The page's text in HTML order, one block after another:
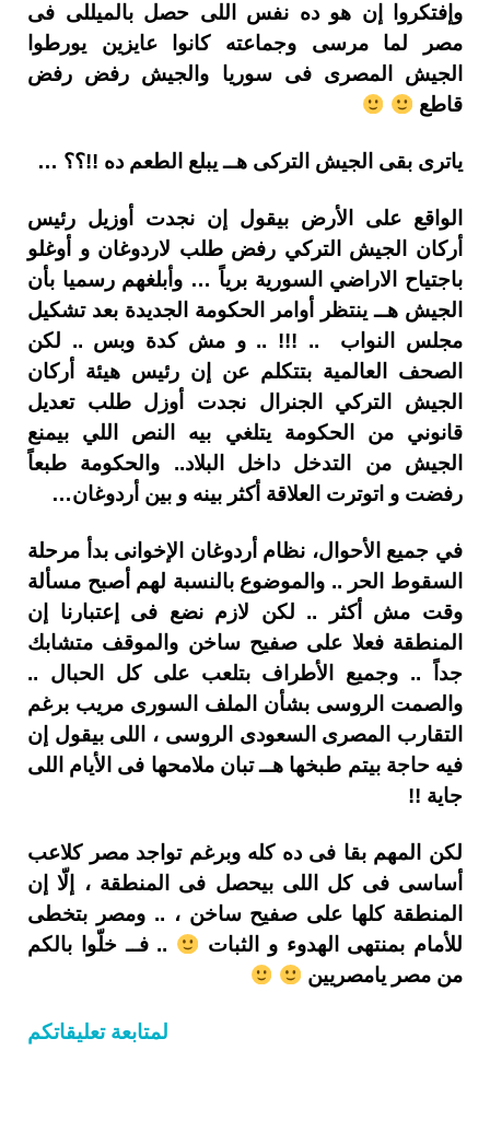
وإفتكروا إن هو ده نفس اللى حصل بالميللى فى
مصر لما مرسى وجماعته كانوا عايزين يورطوا
الجيش المصرى فى سوريا والجيش رفض رفض
قاطع
ياترى بقى الجيش التركى هــ يبلع الطعم ده !!؟؟ …
الواقع على الأرض بيقول إن نجدت أوزيل رئيس
أركان الجيش التركي رفض طلب لاردوغان و أوغلو
باجتياح الاراضي السورية برياً … وأبلغهم رسميا بأن
الجيش هــ ينتظر أوامر الحكومة الجديدة بعد تشكيل
مجلس النواب .. !!! .. و مش كدة وبس .. لكن
الصحف العالمية بتتكلم عن إن رئيس هيئة أركان
الجيش التركي الجنرال نجدت أوزل طلب تعديل
قانوني من الحكومة يتلغي بيه النص اللي بيمنع
الجيش من التدخل داخل البلاد.. والحكومة طبعاً
رفضت و اتوترت العلاقة أكثر بينه و بين أردوغان…
في جميع الأحوال، نظام أردوغان الإخوانى بدأ مرحلة
السقوط الحر .. والموضوع بالنسبة لهم أصبح مسألة
وقت مش أكثر .. لكن لازم نضع فى إعتبارنا إن
المنطقة فعلا على صفيح ساخن والموقف متشابك
جداً .. وجميع الأطراف بتلعب على كل الحبال ..
والصمت الروسى بشأن الملف السورى مريب برغم
التقارب المصرى السعودى الروسى ، اللى بيقول إن
فيه حاجة بيتم طبخها هــ تبان ملامحها فى الأيام اللى
جاية !!
لكن المهم بقا فى ده كله وبرغم تواجد مصر كلاعب
أساسى فى كل اللى بيحصل فى المنطقة ، إلّا إن
المنطقة كلها على صفيح ساخن ، .. ومصر بتخطى
للأمام بمنتهى الهدوء و الثبات
.. فــ خلّوا بالكم
من مصر يامصريين
لمتابعة تعليقاتكم